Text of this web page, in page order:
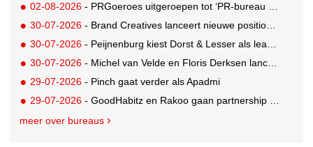
02-08-2026 - PRGoeroes uitgeroepen tot ‘PR-bureau van het jaar 2026’
30-07-2026 - Brand Creatives lanceert nieuwe positionering: Create to Celebrate
30-07-2026 - Peijnenburg kiest Dorst & Lesser als lead social agency
30-07-2026 - Michel van Velde en Floris Derksen lanceren I.C.Y. group: drie specialistische bureaus, één visie op groei
29-07-2026 - Pinch gaat verder als Apadmi
29-07-2026 - GoodHabitz en Rakoo gaan partnership aan voor geïntegreerde talentontwikkeling
meer over bureaus